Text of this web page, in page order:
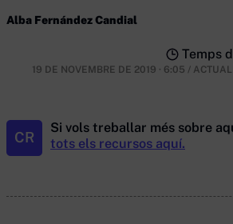
Alba Fernández Candial
Temps
19 DE NOVEMBRE DE 2019 · 6:05 /
CR
Si vols treballar més sobre
tots els recursos aquí.